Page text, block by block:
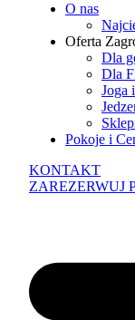
O nas
Oferta
Dla
Dla
Joga
Pokoje i
KONTAKT
ZAREZERWUJ